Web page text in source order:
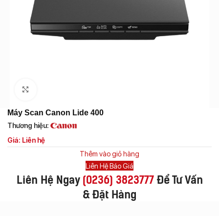
Máy Scan Canon Lide 400
Thương hiệu:
Giá: Liên hệ
Thêm vào giỏ hàng
Liên Hệ Báo Giá
Liên Hệ Ngay (0236) 3823777Để Tư Vấn
& Đặt Hàng